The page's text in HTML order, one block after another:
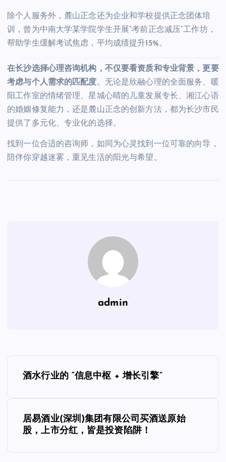
除个人服务外，麓山正念还为企业和学校提供正念团体培
训，曾为中南大学某学院学生开展“考前正念减压”工作坊，
帮助学生缓解考试焦虑，平均成绩提升15%。
在长沙选择心理咨询机构，不仅要看资质和专业背景，更要
考虑与个人需求的匹配度。无论是欣融心理的全面服务、暖
阳工作室的情绪管理、星城心晴的儿童发展专长、湘江心语
的婚姻修复能力，还是麓山正念的创新方法，都为长沙市民
提供了多元化、专业化的选择。
找到一位合适的咨询师，如同为心灵找到一位可靠的向导，
陪伴你穿越迷雾，重见生活的阳光与希望。
admin
文
导
航
酒水行业的 “信息中枢 + 增长引擎”
居易酒业(深圳)集团有限公司买酒送原始
股，上市分红，皆是投资陷阱！